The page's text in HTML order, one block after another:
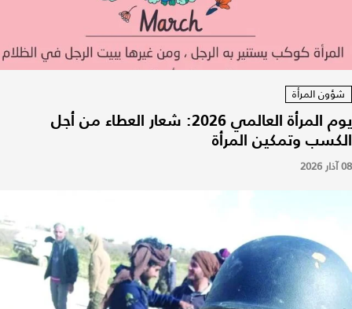
شؤون المرأة
يوم المرأة العالمي 2026: شعار العطاء من أجل
الكسب وتمكين المرأة
08 آذار 2026